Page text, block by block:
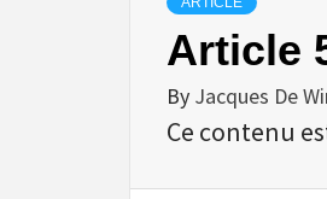
Article
By Jacques De
Ce contenu